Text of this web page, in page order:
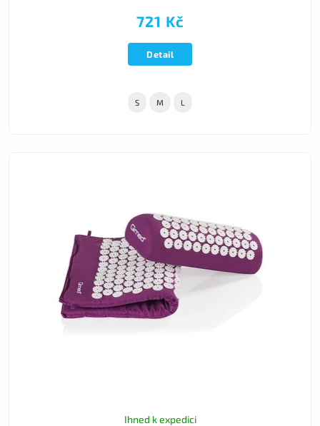
721 Kč
Detail
S M L
Ihned k expedici